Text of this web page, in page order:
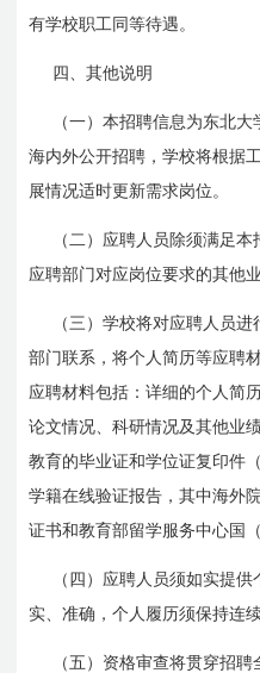
有学校职工同等待遇。
四、其他说明
（一）本招聘信息为东北大
海内外公开招聘，学校将根据
展情况适时更新需求岗位。
（二）应聘人员除须满足
应聘部门对应岗位要求的其他
（三）学校将对应聘人员
部门联系，将个人简历等应聘
应聘材料包括：详细的个人简
论文情况、科研情况及其他业
教育的毕业证和学位证复印件
学籍在线验证报告，其中海外
证书和教育部留学服务中心国
（四）应聘人员须如实提
实、准确，个人履历须保持连
（五）资格审查将贯穿招